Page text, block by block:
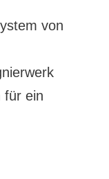
von
für ein